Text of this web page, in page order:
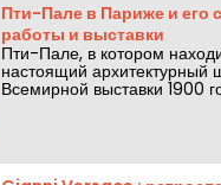
Пти-Пале в Париже и его
работы и выставки
Пти-Пале, в котором
настоящий
Всемирной выставки 1900